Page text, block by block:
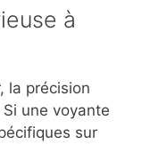
à
la précision
une voyante
sur